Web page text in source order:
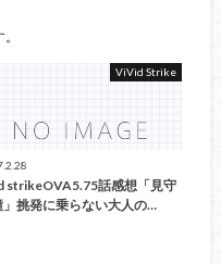
ViVid Strike
strikeOVA5.75話感想「見守
」挑発に乗らない大人の…